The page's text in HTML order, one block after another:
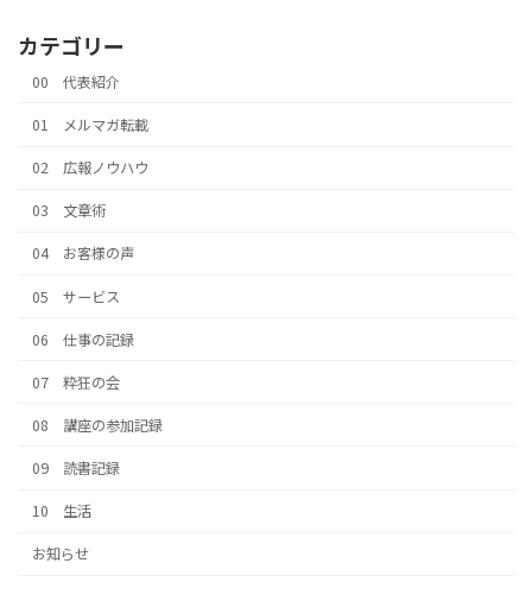
カテゴリー
00 代表紹介
01 メルマガ転載
02 広報ノウハウ
03 文章術
04 お客様の声
05 サービス
06 仕事の記録
07 粋狂の会
08 講座の参加記録
09 読書記録
10 生活
お知らせ